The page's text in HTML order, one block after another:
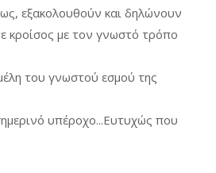
εξακολουθούν και δηλώνουν
κροίσος με τον γνωστό τρόπο
του γνωστού εσμού της
υπέροχο...Ευτυχώς που